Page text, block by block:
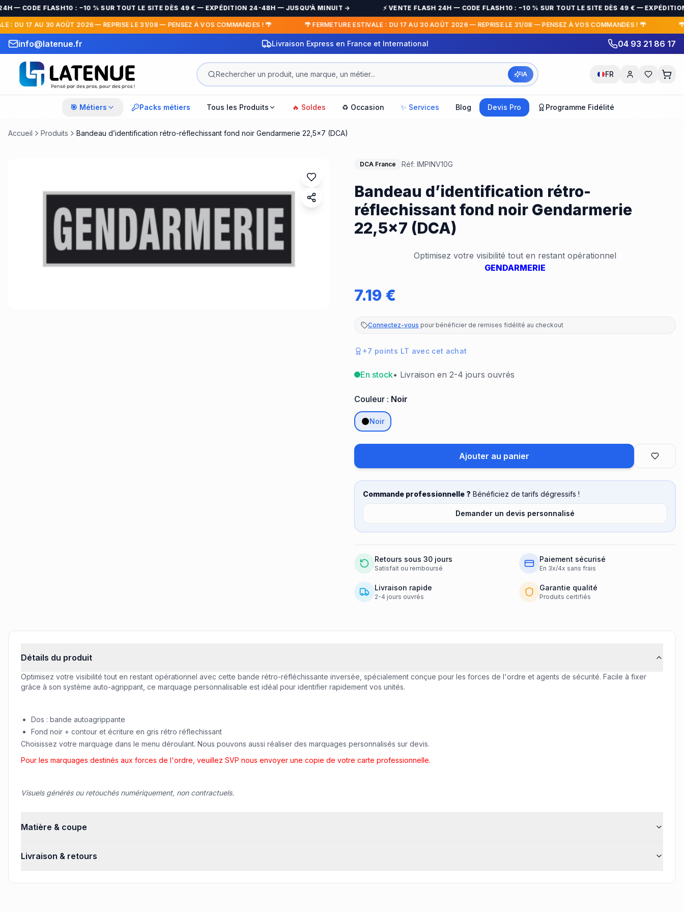
— CODE FLASH10 : −10 % SUR TOUT LE SITE DÈS 49 € — EXPÉDITION 24-48H — JUSQU'À MINUIT → ⚡ VENTE FLASH 24H — CODE FLASH10 : −10 % SUR TOUT LE SITE DÈS 49 € —
: DU 17 AU 30 AOÛT 2026 — REPRISE LE 31/08 — PENSEZ À VOS COMMANDES ! 🌴 🌴 FERMETURE ESTIVALE : DU 17 AU 30 AOÛT 2026 — REPRISE LE 31/08 — PENSEZ À VOS COMMANDES ! 🌴 🌴
info@latenue.fr Paiement en 3x / 4x sans frais 04 93 21 86 17
IA FR
🎯 Métiers Packs métiers Tous les Produits 🔥 Soldes ♻️ Occasion ✨ Services Blog Devis Pro Programme Fidélité
Accueil Produits Bandeau d’identification rétro-réflechissant fond noir Gendarmerie 22,5x7 (DCA)
DCA France Réf: IMPINV10G
Bandeau d’identification rétro-
réflechissant fond noir Gendarmerie
22,5x7 (DCA)
Optimisez votre visibilité tout en restant opérationnel
GENDARMERIE
7.19 €
Connectez-vous pour bénéficier de remises fidélité au checkout
+7 points LT avec cet achat
En stock• Livraison en 2-4 jours ouvrés
Couleur : Noir
Noir
Ajouter au panier
Commande professionnelle ? Bénéficiez de tarifs dégressifs !
Demander un devis personnalisé
Retours sous 30 jours
Satisfait ou remboursé
Paiement sécurisé
En 3x/4x sans frais
Livraison rapide
2-4 jours ouvrés
Garantie qualité
Produits certifiés
Détails du produit
Optimisez votre visibilité tout en restant opérationnel avec cette bande rétro-réfléchissante inversée, spécialement conçue pour les forces de l'ordre et agents de sécurité. Facile à fixer
grâce à son système auto-agrippant, ce marquage personnalisable est idéal pour identifier rapidement vos unités.
Dos : bande autoagrippante
Fond noir + contour et écriture en gris rétro réflechissant
Choisissez votre marquage dans le menu déroulant. Nous pouvons aussi réaliser des marquages personnalisés sur devis.
Pour les marquages destinés aux forces de l'ordre, veuillez SVP nous envoyer une copie de votre carte professionnelle.
Visuels générés ou retouchés numériquement, non contractuels.
Matière & coupe
Livraison & retours